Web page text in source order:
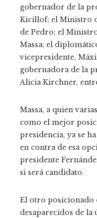
gobernador de la
Kicillof; el Ministro
de Pedro; el
Massa; el
vicepresidente,
gobernadora de la
Alicia Kirchner,
Massa, a quien
como el mejor
presidencia, ya se
en contra de esa
presidente
si será candidato.
El otro posicionado
desaparecidos de la